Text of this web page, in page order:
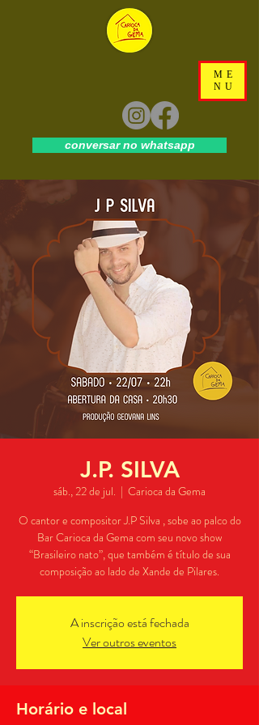
ME
NU
conversar no whatsapp
J.P. SILVA
sáb., 22 de jul.
  |
Carioca da Gema
O cantor e compositor J.P Silva , sobe ao palco do
Bar Carioca da Gema com seu novo show
“Brasileiro nato”, que também é título de sua
composição ao lado de Xande de Pilares.
A inscrição está fechada
Ver outros eventos
Horário e local